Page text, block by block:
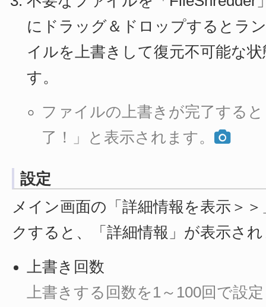
にドラッグ＆ドロップするとラ
イルを上書きして復元不可能な
す。
ファイルの上書きが完了する
了！」と表示されます。
設定
メイン画面の「詳細情報を表示＞
クすると、「詳細情報」が表示さ
上書き回数
上書きする回数を1～100回で設